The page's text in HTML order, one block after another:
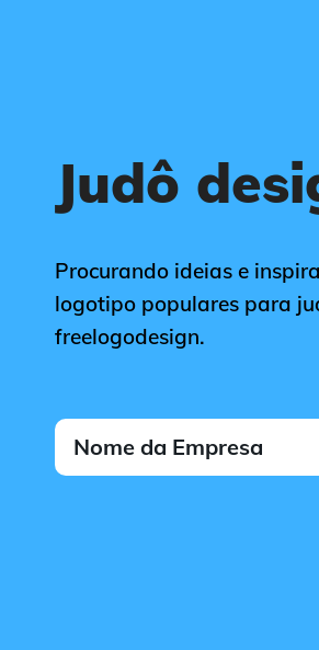
Judô
Procurando ideias e
logotipo populares para
freelogodesign.